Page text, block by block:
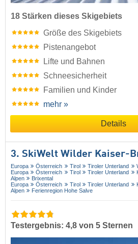
18 Stärken dieses Skigebiets
Größe des Skigebiets
Pistenangebot
Lifte und Bahnen
Schneesicherheit
Familien und Kinder
mehr »
Details
3. SkiWelt Wilder Kaiser-
Europa Österreich Tirol Tiroler Unterland
Europa
Österreich Tirol Tiroler Unterland
Alpen
Brixental
Europa
Österreich Tirol Tiroler Unterland
Alpen
Ferienregion Hohe Salve
Testergebnis: 4,8 von 5 Sternen